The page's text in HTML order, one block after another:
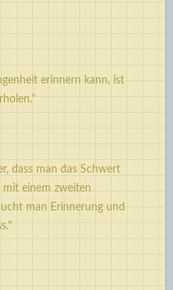
erinnern kann, ist
dass man das Schwert
einem zweiten
man Erinnerung und